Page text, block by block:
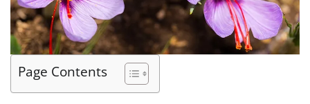
Page Contents